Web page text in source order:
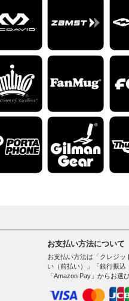
お支払い方法について
お支払い方法は「クレジ
い（前払い）」「銀行振込
「Amazon Pay」からお選